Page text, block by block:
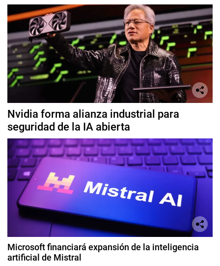
Nvidia forma alianza industrial para
seguridad de la IA abierta
Microsoft financiará expansión de la inteligencia
artificial de Mistral